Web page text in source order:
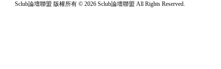
Sclub論壇聯盟 版權所有 © 2026 Sclub論壇聯盟 All Rights Reserved.